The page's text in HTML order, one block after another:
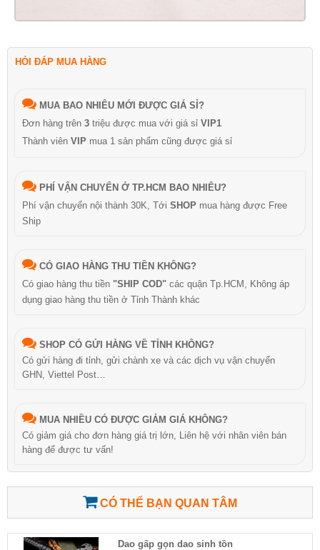
HỎI ĐÁP MUA HÀNG
MUA BAO NHIÊU MỚI ĐƯỢC GIÁ SỈ?
Đơn hàng trên 3 triệu được mua với giá sỉ VIP1
Thành viên VIP mua 1 sản phẩm cũng được giá sỉ
PHÍ VẬN CHUYỂN Ở TP.HCM BAO NHIÊU?
Phí vận chuyển nội thành 30K, Tới SHOP mua hàng được Free
Ship
CÓ GIAO HÀNG THU TIỀN KHÔNG?
Có giao hàng thu tiền "SHIP COD" các quận Tp.HCM, Không áp
dụng giao hàng thu tiền ở Tỉnh Thành khác
SHOP CÓ GỬI HÀNG VỀ TỈNH KHÔNG?
Có gửi hàng đi tỉnh, gửi chành xe và các dịch vụ vận chuyển
GHN, Viettel Post…
MUA NHIỀU CÓ ĐƯỢC GIẢM GIÁ KHÔNG?
Có giảm giá cho đơn hàng giá trị lớn, Liên hệ với nhân viên bán
hàng để được tư vấn!
CÓ THỂ BẠN QUAN TÂM
Dao gấp gọn dao sinh tồn